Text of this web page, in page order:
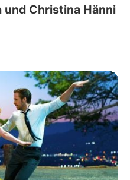
und Christina Hänni